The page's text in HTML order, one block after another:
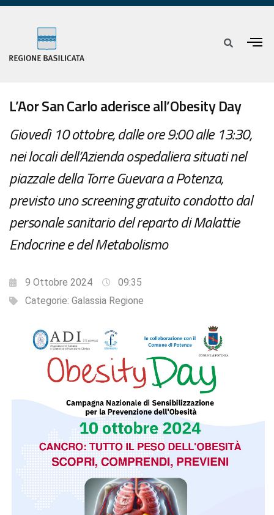
L’Aor San Carlo aderisce all’Obesity Day
Giovedì 10 ottobre, dalle ore 9:00 alle 13:30,
nei locali dell’Azienda ospedaliera situati nel
piazzale della Torre Guevara a Potenza,
previsto uno screening gratuito condotto dal
personale sanitario del reparto di Malattie
Endocrine e del Metabolismo
9 Ottobre 2024
09:35
Categorie: Galassia Regione